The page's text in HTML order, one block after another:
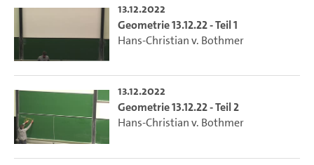
13.12.2022
Geometrie 13.12.22 - Teil 1
Hans-Christian v. Bothmer
13.12.2022
Geometrie 13.12.22 - Teil 2
Hans-Christian v. Bothmer